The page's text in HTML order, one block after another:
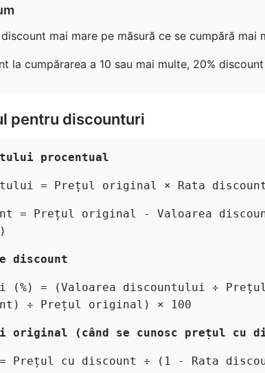
mai mare pe măsură ce se cumpără mai
la cumpărarea a 10 sau mai multe, 20%
pentru discounturi
procentual
= Prețul original × Rata
= Prețul original - Valoarea
discount
(%) = (Valoarea discountului ÷
÷ Prețul original) × 100
original (când se cunosc prețul cu
Prețul cu discount ÷ (1 - Rata